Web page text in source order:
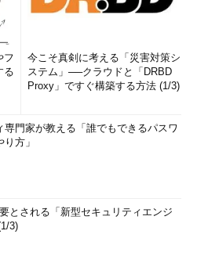
フ
る
今こそ真剣に考える「災害対策シ
ステム」──クラウドと「DRBD
Proxy」ですぐ構築する方法 (1/3)
専門家が教える「誰でもできるパスワ
方」
とされる「新型セキュリティエンジ
3)